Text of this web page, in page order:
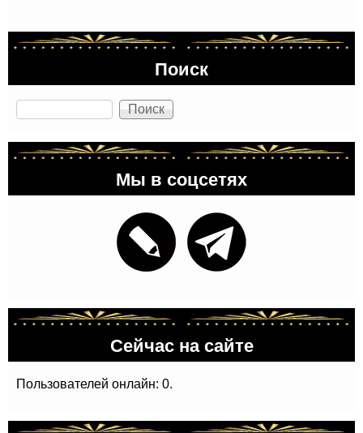
Поиск
Поиск
Мы в соцсетях
Сейчас на сайте
Пользователей онлайн: 0.